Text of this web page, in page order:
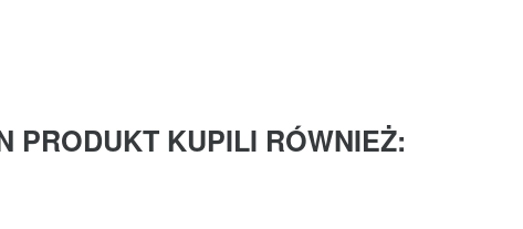
PRODUKT KUPILI RÓWNIEŻ: